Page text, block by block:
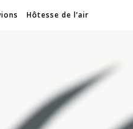
Hôtesse de l’air